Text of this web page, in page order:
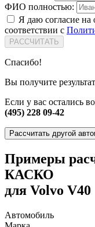
ФИО полностью:
Я даю согласие
соответствии с
РАССЧИТАТЬ
Спасибо!
Вы получите
Если у вас остались
(495) 228 09-42
Рассчитать другой
Примеры
КАСКО
для Volvo V40
Автомобиль